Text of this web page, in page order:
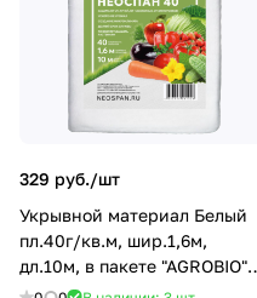
329 руб./шт
Укрывной материал Белый
пл.40г/кв.м, шир.1,6м,
дл.10м, в пакете "AGROBIO"/
"НЕОСПАН" *1/22